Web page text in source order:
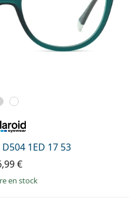
1ED 17 53
€
en stock